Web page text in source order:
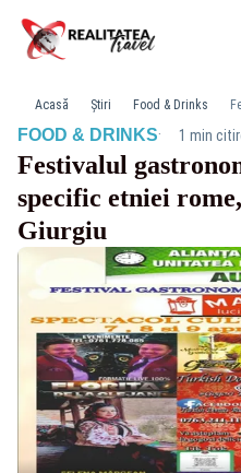
Acasă Știri Food & Drinks
FOOD & DRINKS· 1 min
Festivalul
specific etniei
Giurgiu